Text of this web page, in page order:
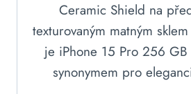
Ceramic Shield na
texturovaným matným
je iPhone 15 Pro 256 GB
synonymem pro